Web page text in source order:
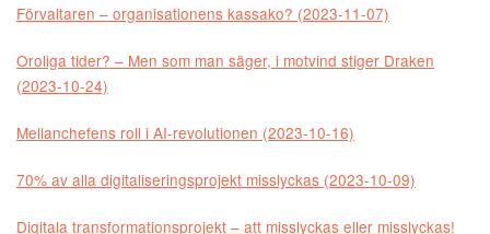
Förvaltaren – organisationens kassako? (2023-11-07)
Oroliga tider? – Men som man säger, i motvind stiger Draken
(2023-10-24)
Mellanchefens roll i AI-revolutionen (2023-10-16)
70% av alla digitaliseringsprojekt misslyckas (2023-10-09)
Digitala transformationsprojekt – att misslyckas eller misslyckas!